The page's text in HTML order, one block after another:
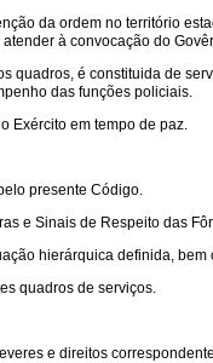
da ordem no território
à convocação do
é constituida de
das funções policiais.
Exército em tempo de paz.
presente Código.
e Sinais de Respeito das
hierárquica definida,
quadros de serviços.
e direitos